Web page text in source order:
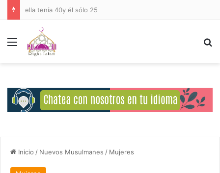
Deberes del Ser Humano Hacia Allah
Menú
Inicio / Nuevos Musulmanes / Mujeres